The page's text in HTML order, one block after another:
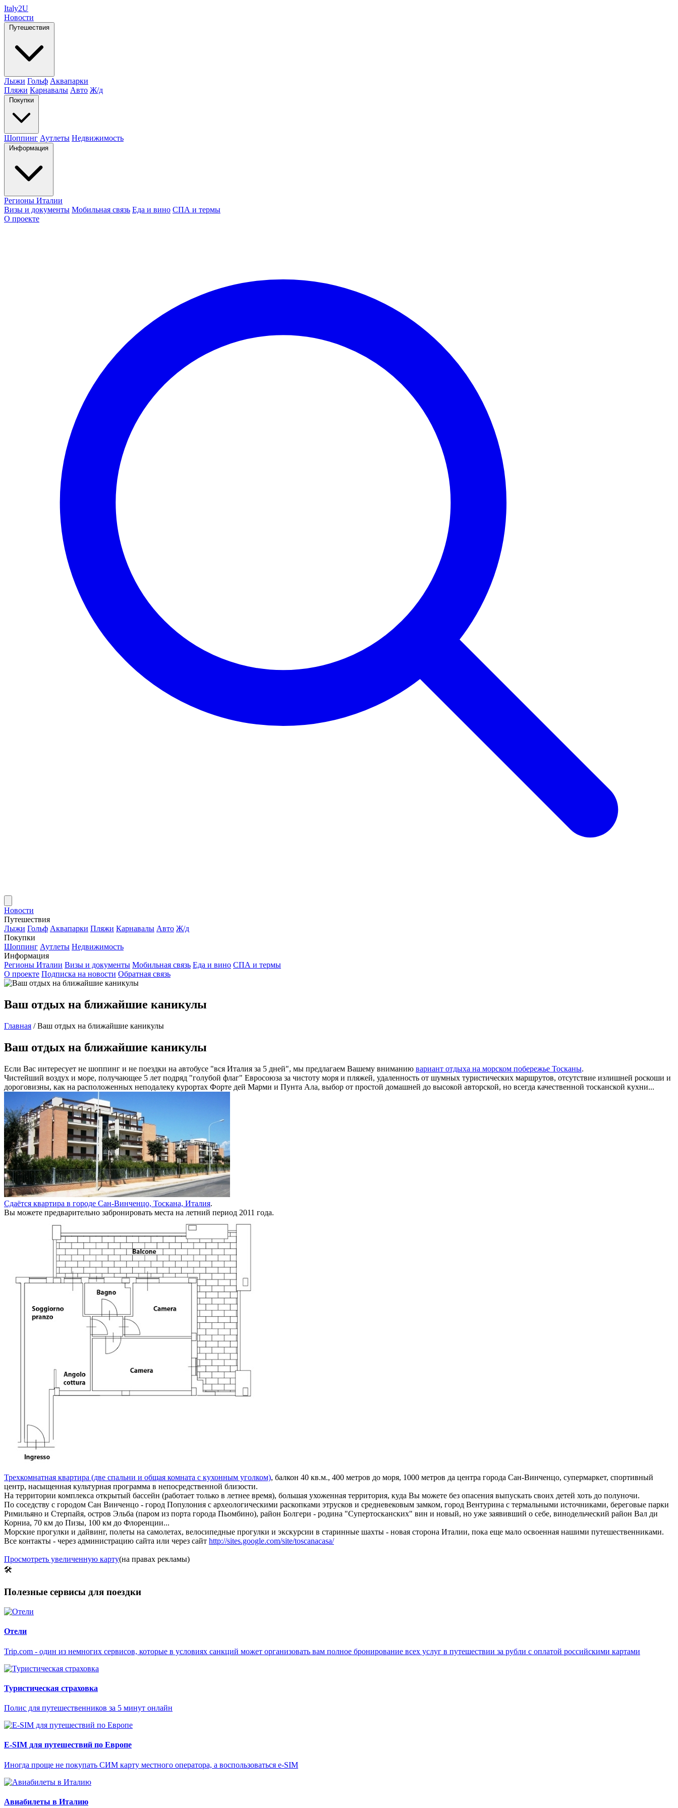
Italy2U
Новости
Путешествия
Лыжи Гольф Аквапарки
Пляжи Карнавалы Авто Ж/д
Покупки
Шоппинг Аутлеты Недвижимость
Информация
Регионы Италии
Визы и документы Мобильная связь Еда и вино СПА и термы
О проекте
Новости
Путешествия
Лыжи Гольф Аквапарки Пляжи Карнавалы Авто Ж/д
Покупки
Шоппинг Аутлеты Недвижимость
Информация
Регионы Италии Визы и документы Мобильная связь Еда и вино СПА и термы
О проекте Подписка на новости Обратная связь
Ваш отдых на ближайшие каникулы
Главная / Ваш отдых на ближайшие каникулы
Ваш отдых на ближайшие каникулы
Если Вас интересует не шоппинг и не поездки на автобусе "вся Италия за 5 дней", мы предлагаем Вашему вниманию вариант отдыха на морском побережье Тосканы.
Чистейший воздух и море, получающее 5 лет подряд "голубой флаг" Евросоюза за чистоту моря и пляжей, удаленность от шумных туристических маршрутов, отсутствие излишней роскоши и
дороговизны, как на расположенных неподалеку курортах Форте дей Марми и Пунта Ала, выбор от простой домашней до высокой авторской, но всегда качественной тосканской кухни...
Сдаётся квартира в городе Сан-Винченцо, Тоскана, Италия.
Вы можете предварительно забронировать места на летний период 2011 года.
Трехкомнатная квартира (две спальни и общая комната с кухонным уголком), балкон 40 кв.м., 400 метров до моря, 1000 метров да центра города Сан-Винченцо, супермаркет, спортивный
центр, насыщенная культурная программа в непосредственной близости.
На территории комплекса открытый бассейн (работает только в летнее время), большая ухоженная территория, куда Вы можете без опасения выпускать своих детей хоть до полуночи.
По соседству с городом Сан Винченцо - город Популония с археологическими раскопками этрусков и средневековым замком, город Вентурина с термальными источниками, береговые парки
Римильяно и Стерпайя, остров Эльба (паром из порта города Пьомбино), район Болгери - родина "Супертосканских" вин и новый, но уже заявивший о себе, винодельческий район Вал ди
Корниа, 70 км до Пизы, 100 км до Флоренции...
Морские прогулки и дайвинг, полеты на самолетах, велосипедные прогулки и экскурсии в старинные шахты - новая сторона Италии, пока еще мало освоенная нашими путешественниками.
Все контакты - через администрацию сайта или через сайт http://sites.google.com/site/toscanacasa/
Просмотреть увеличенную карту(на правах рекламы)
🛠
Полезные сервисы для поездки
Отели
Trip.com - один из немногих сервисов, которые в условиях санкций может организовать вам полное бронирование всех услуг в путешествии за рубли с оплатой российскими картами
Туристическая страховка
Полис для путешественников за 5 минут онлайн
E-SIM для путешествий по Европе
Иногда проще не покупать СИМ карту местного оператора, а воспользоваться e-SIM
Авиабилеты в Италию